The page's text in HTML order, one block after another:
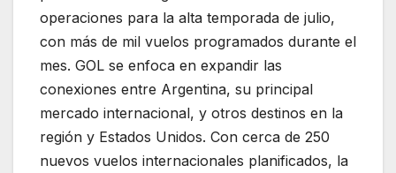
operaciones para la alta temporada de julio,
con más de mil vuelos programados durante el
mes. GOL se enfoca en expandir las
conexiones entre Argentina, su principal
mercado internacional, y otros destinos en la
región y Estados Unidos. Con cerca de 250
nuevos vuelos internacionales planificados, la